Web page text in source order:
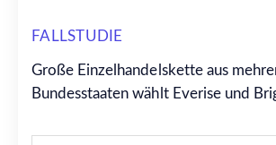
FALLSTUDIE
Große Einzelhandelskette aus
Bundesstaaten wählt Everise und